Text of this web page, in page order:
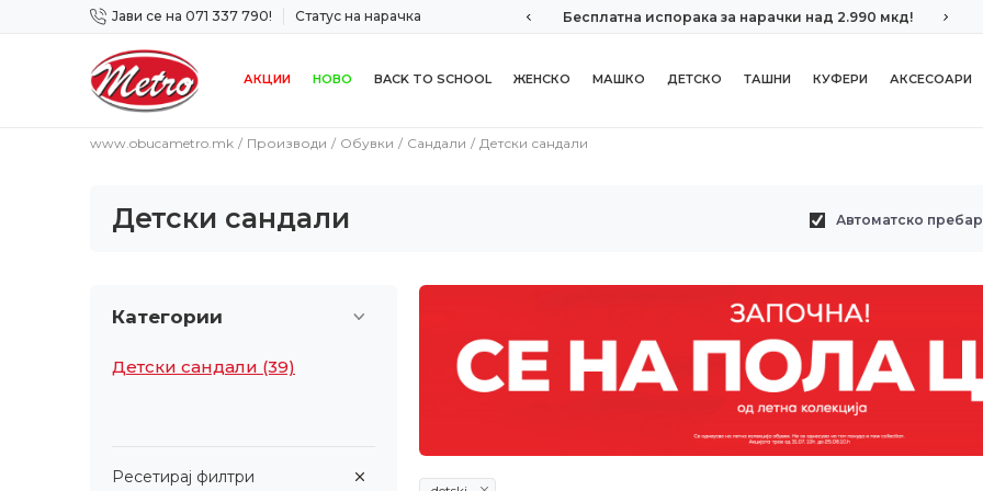
Јави се на 071 337 790! Статус на нарачка
Сигурно плаќање со платежна картичка! Бесплатна испорака за нарачки над 2.990 мкд!
АКЦИИ НОВО BACK TO SCHOOL ЖЕНСКО МАШКО ДЕТСКО ТАШНИ КУФЕРИ АКСЕСОАРИ
www.obucametro.mk Производи Обувки Сандали Детски сандали
Детски сандали Автоматско
Категории
Детски сандали (39)
Ресетирај филтри